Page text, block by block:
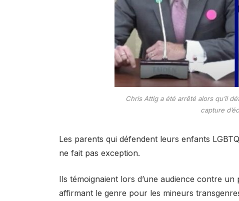
Chris Attig a été arrêté alors qu’il
capture
Les parents qui défendent leurs enfants
ne fait pas exception.
Ils témoignaient lors d’une audience contre
affirmant le genre pour les mineurs